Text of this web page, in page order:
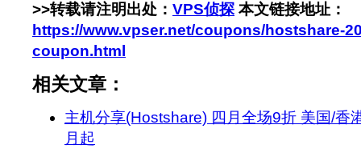
>>转载请注明出处： VPS侦探 本文链接地址：
https://www.vpser.net/coupons/hostshare-
coupon.html
相关文章：
主机分享(Hostshare) 四月全场9折 美国/香
月起